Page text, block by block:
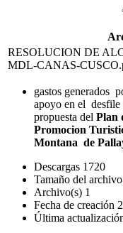
RESOLUCION DE
MDL-CANAS-
gastos generados
apoyo en el
propuesta del Plan
Promocion
Montana de
Descargas 1720
Tamaño del archivo
Archivo(s) 1
Fecha de creación
Última